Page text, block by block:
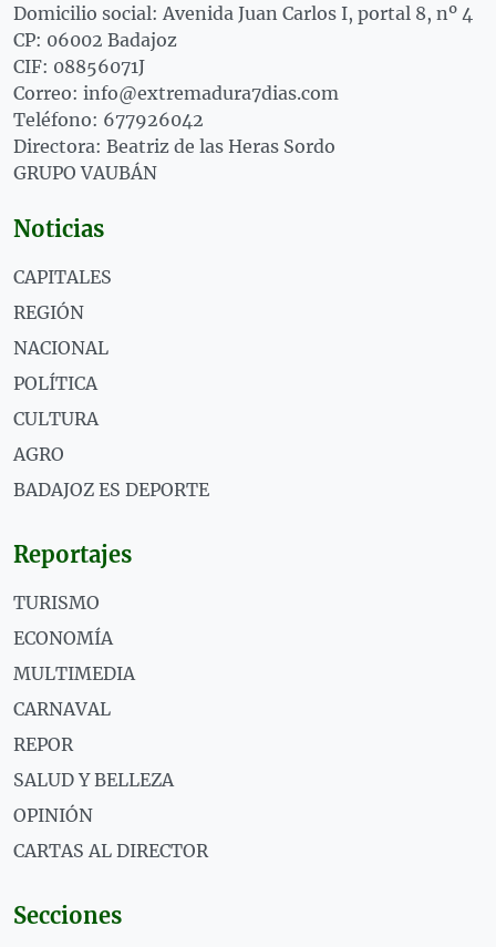
Domicilio social: Avenida Juan Carlos I, portal 8, nº 4
CP: 06002 Badajoz
CIF: 08856071J
Correo: info@extremadura7dias.com
Teléfono: 677926042
Directora: Beatriz de las Heras Sordo
GRUPO VAUBÁN
Noticias
CAPITALES
REGIÓN
NACIONAL
POLÍTICA
CULTURA
AGRO
BADAJOZ ES DEPORTE
Reportajes
TURISMO
ECONOMÍA
MULTIMEDIA
CARNAVAL
REPOR
SALUD Y BELLEZA
OPINIÓN
CARTAS AL DIRECTOR
Secciones